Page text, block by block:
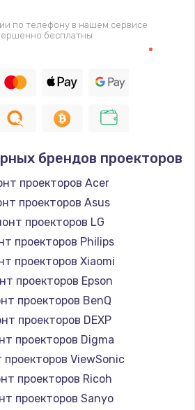
Заказать
Настройка BIOS
Заказать
подсветки
1150 руб.
Заказать
1320 руб.
Заказать
от пыли
990 руб.
Заказать
жесткого диска
по телефону в нашем сервисе
бесплатны
брендов проекторов
проекторов Acer
проекторов Asus
проекторов LG
проекторов Philips
проекторов Xiaomi
проекторов Epson
проекторов BenQ
проекторов DEXP
проекторов Digma
проекторов ViewSonic
проекторов Ricoh
проекторов Sanyo